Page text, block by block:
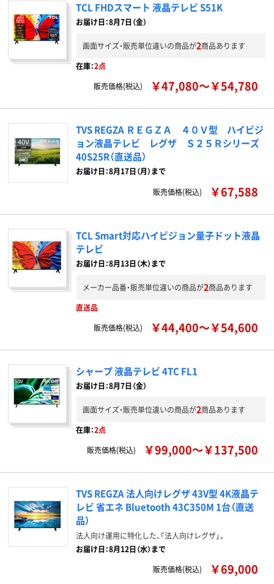
TCL FHDスマート 液晶テレビ S51K
お届け日：8月7日（金）
画面サイズ・販売単位違いの商品が2商品あります
在庫：2点
販売価格(税込)
￥47,080～￥54,780
TVS REGZA ＲＥＧＺＡ ４０Ｖ型 ハイビジ
ョン液晶テレビ レグザ Ｓ２５Ｒシリーズ
40S25R（直送品）
お届け日：8月17日（月）まで
販売価格(税込)
￥67,588
TCL Smart対応ハイビジョン量子ドット液晶
テレビ
お届け日：8月13日（木）まで
メーカー品番・販売単位違いの商品が2商品あります
直送品
販売価格(税込)
￥44,400～￥54,600
シャープ 液晶テレビ 4TC FL1
お届け日：8月7日（金）
画面サイズ・販売単位違いの商品が2商品あります
在庫：2点
販売価格(税込)
￥99,000～￥137,500
TVS REGZA 法人向けレグザ 43V型 4K液晶テ
レビ 省エネ Bluetooth 43C350M 1台（直送
品）
法人向け運用に特化した、「法人向けレグザ」。
お届け日：8月12日（水）まで
販売価格(税込)
￥69,000